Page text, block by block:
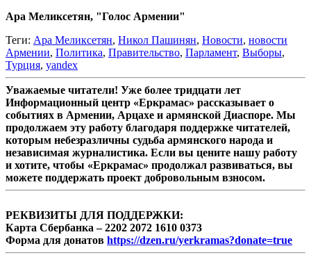
Ара Меликсетян, "Голос Армении"
Теги: Ара Меликсетян, Никол Пашинян, Новости, новости
Армении, Политика, Правительство, Парламент, Выборы,
Турция, yandex
Уважаемые читатели! Уже более тридцати лет
Информационный центр «Еркрамас» рассказывает о
событиях в Армении, Арцахе и армянской Диаспоре. Мы
продолжаем эту работу благодаря поддержке читателей,
которым небезразличны судьба армянского народа и
независимая журналистика. Если вы цените нашу работу
и хотите, чтобы «Еркрамас» продолжал развиваться, вы
можете поддержать проект добровольным взносом.
РЕКВИЗИТЫ ДЛЯ ПОДДЕРЖКИ:
Карта Сбербанка – 2202 2072 1610 0373
Форма для донатов https://dzen.ru/yerkramas?donate=true